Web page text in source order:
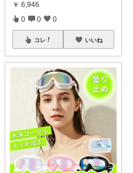
￥ 6,946
0 0 0
コレ いいね